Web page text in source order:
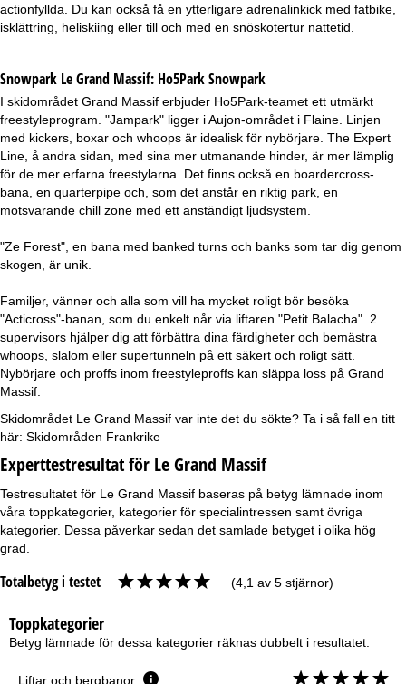
actionfyllda. Du kan också få en ytterligare adrenalinkick med fatbike,
isklättring, heliskiing eller till och med en snöskotertur nattetid.
Snowpark Le Grand Massif: Ho5Park Snowpark
I skidområdet Grand Massif erbjuder Ho5Park-teamet ett utmärkt
freestyleprogram. "Jampark" ligger i Aujon-området i Flaine. Linjen
med kickers, boxar och whoops är idealisk för nybörjare. The Expert
Line, å andra sidan, med sina mer utmanande hinder, är mer lämplig
för de mer erfarna freestylarna. Det finns också en boardercross-
bana, en quarterpipe och, som det anstår en riktig park, en
motsvarande chill zone med ett anständigt ljudsystem.
"Ze Forest", en bana med banked turns och banks som tar dig genom
skogen, är unik.
Familjer, vänner och alla som vill ha mycket roligt bör besöka
"Acticross"-banan, som du enkelt når via liftaren "Petit Balacha". 2
supervisors hjälper dig att förbättra dina färdigheter och bemästra
whoops, slalom eller supertunneln på ett säkert och roligt sätt.
Nybörjare och proffs inom freestyleproffs kan släppa loss på Grand
Massif.
Skidområdet Le Grand Massif var inte det du sökte? Ta i så fall en titt
här: Skidområden Frankrike
Experttestresultat för Le Grand Massif
Testresultatet för Le Grand Massif baseras på betyg lämnade inom
våra toppkategorier, kategorier för specialintressen samt övriga
kategorier. Dessa påverkar sedan det samlade betyget i olika hög
grad.
Totalbetyg i testet (4,1 av 5 stjärnor)
Toppkategorier
Betyg lämnade för dessa kategorier räknas dubbelt i resultatet.
Liftar och bergbanor